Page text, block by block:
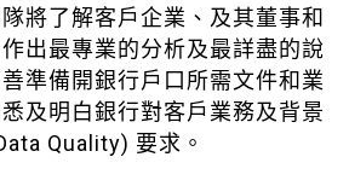
將了解客戶企業、及其董事和
出最專業的分析及最詳盡的說
準備開銀行戶口所需文件和業
及明白銀行對客戶業務及背景
Quality) 要求。